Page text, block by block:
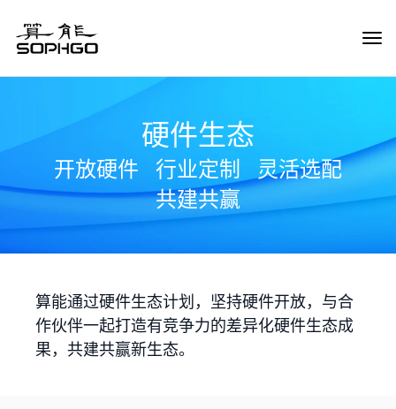
硬件生态
开放硬件 行业定制
灵活选配
共建共赢
算能通过硬件生态计划，坚持硬件开放，与合
作伙伴一起打造有竞争力的差异化硬件生态成
果，共建共赢新生态。